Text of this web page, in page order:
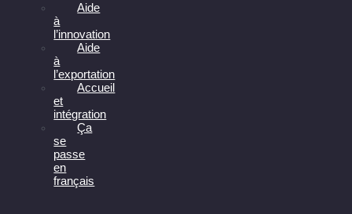
Aide
à
l’innovation
Aide
à
l’exportation
Accueil
et
intégration
Ça
se
passe
en
français